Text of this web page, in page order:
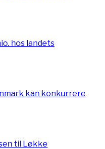
hos landets
kan konkurrere
til Løkke